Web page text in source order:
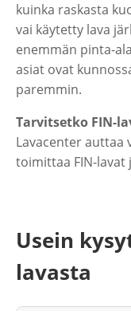
kuinka raskasta
vai käytetty lava
enemmän pinta-
asiat ovat
paremmin.
Tarvitsetko FIN-
Lavacenter auttaa
toimittaa FIN-
Usein
lavasta